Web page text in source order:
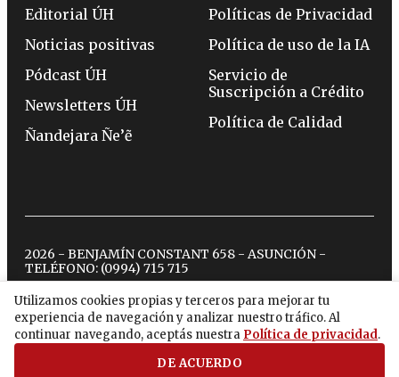
Utilizamos cookies propias y terceros para mejorar tu
experiencia de navegación y analizar nuestro tráfico. Al
continuar navegando, aceptás nuestra Política de privacidad.
DE ACUERDO
Editorial ÚH
Noticias positivas
Pódcast ÚH
Newsletters ÚH
Ñandejara Ñe’ẽ
Políticas de Privacidad
Política de uso de la IA
Servicio de
Suscripción a Crédito
Política de Calidad
2026 - BENJAMÍN CONSTANT 658 - ASUNCIÓN -
TELÉFONO: (0994) 715 715
twitterinstagram
facebook
tiktokyoutubespotify